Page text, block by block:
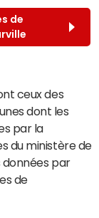
de
ceux des
dont les
par la
du ministère de
données par
de